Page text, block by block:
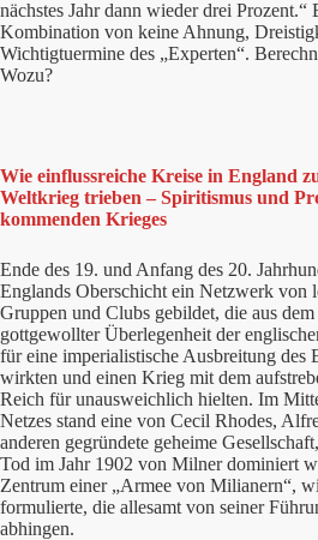
nächstes Jahr dann wieder drei
Kombination von keine Ahnung,
Wichtigtuermine des „Experten“.
Wozu?
Wie einflussreiche Kreise in England
Weltkrieg trieben – Spiritismus und
kommenden Krieges
Ende des 19. und Anfang des 20.
Englands Oberschicht ein Netzwerk von
Gruppen und Clubs gebildet, die aus
gottgewollter Überlegenheit der
für eine imperialistische Ausbreitung des
wirkten und einen Krieg mit dem
Reich für unausweichlich hielten. Im
Netzes stand eine von Cecil Rhodes,
anderen gegründete geheime
Tod im Jahr 1902 von Milner dominiert
Zentrum einer „Armee von Milianern“,
formulierte, die allesamt von seiner
abhingen.